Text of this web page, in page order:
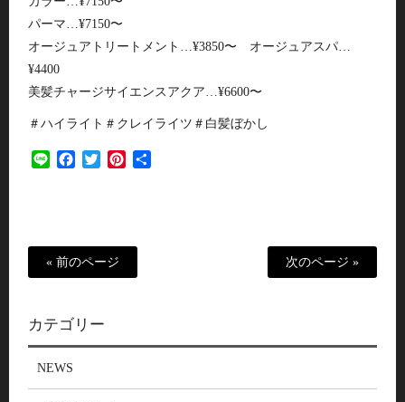
パーマ…¥7150〜
オージュアトリートメント…¥3850〜 オージュアスパ…
¥4400
美髪チャージサイエンスアクア…¥6600〜
＃ハイライト＃クレイライツ＃白髪ぼかし
Line FacebookTwitterPinterest
« 前のページ 次のページ »
カテゴリー
NEWS